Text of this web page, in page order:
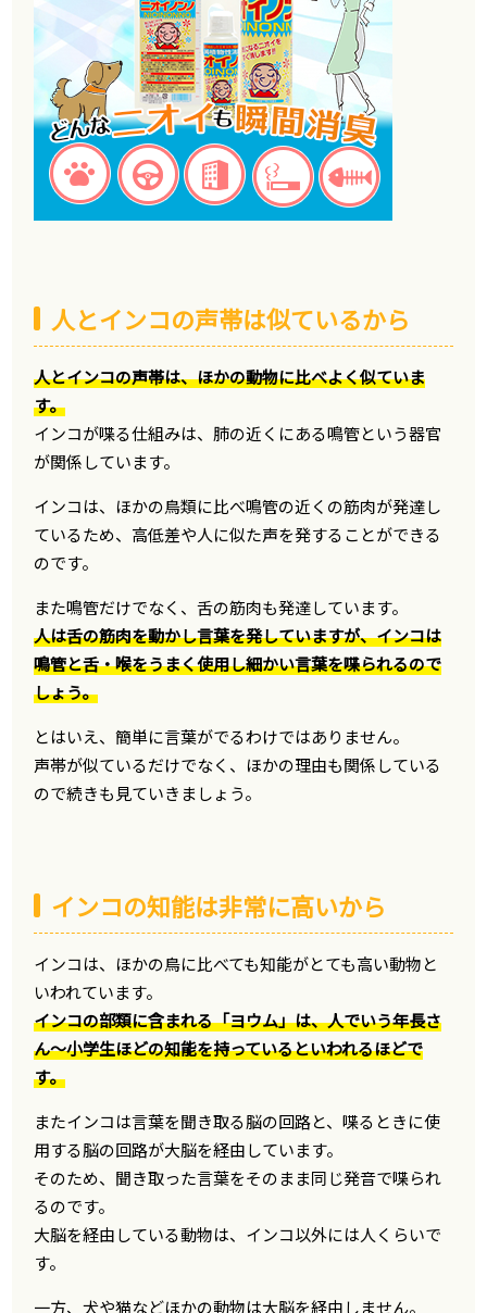
人とインコの声帯は似ているから
人とインコの声帯は、ほかの動物に比べよく似ていま
す。
インコが喋る仕組みは、肺の近くにある鳴管という器官
が関係しています。
インコは、ほかの鳥類に比べ鳴管の近くの筋肉が発達し
ているため、高低差や人に似た声を発することができる
のです。
また鳴管だけでなく、舌の筋肉も発達しています。
人は舌の筋肉を動かし言葉を発していますが、インコは
鳴管と舌・喉をうまく使用し細かい言葉を喋られるので
しょう。
とはいえ、簡単に言葉がでるわけではありません。
声帯が似ているだけでなく、ほかの理由も関係している
ので続きも見ていきましょう。
インコの知能は非常に高いから
インコは、ほかの鳥に比べても知能がとても高い動物と
いわれています。
インコの部類に含まれる「ヨウム」は、人でいう年長さ
ん〜小学生ほどの知能を持っているといわれるほどで
す。
またインコは言葉を聞き取る脳の回路と、喋るときに使
用する脳の回路が大脳を経由しています。
そのため、聞き取った言葉をそのまま同じ発音で喋られ
るのです。
大脳を経由している動物は、インコ以外には人くらいで
す。
一方、犬や猫などほかの動物は大脳を経由しません。